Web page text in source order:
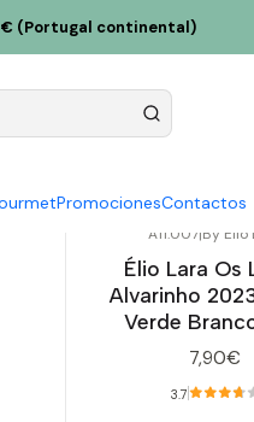
PromocionesContactos
€ (Portugal continental)
A11.007|By Élio
Élio Lara Os
Alvarinho
Verde
7,90€
3.7